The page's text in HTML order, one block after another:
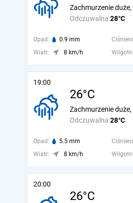
Odczuwalna 28°C
Zachmurzenie
Opad: 0.9 mm
Wiatr:
8 km/h
19:00
26°C
Odczuwalna 28°C
Zachmurzenie
Opad: 5.5 mm
Wiatr:
8 km/h
20:00
26°C